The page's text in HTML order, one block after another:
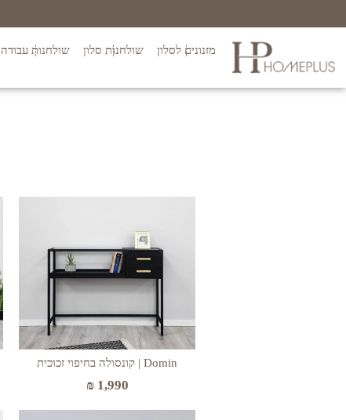
מזנונים לסלון שולחנות סלון שולחנות עבודה
Domin | קונסולה בחיפוי זכוכית
₪1,990